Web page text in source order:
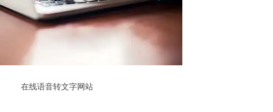
在线语音转文字网站